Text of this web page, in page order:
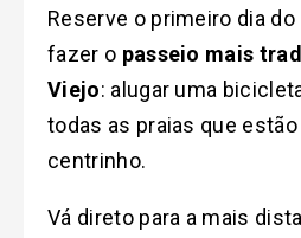
Reserve o primeiro dia
fazer o passeio mais
Viejo: alugar uma
todas as praias que
centrinho.
Vá direto para a mais